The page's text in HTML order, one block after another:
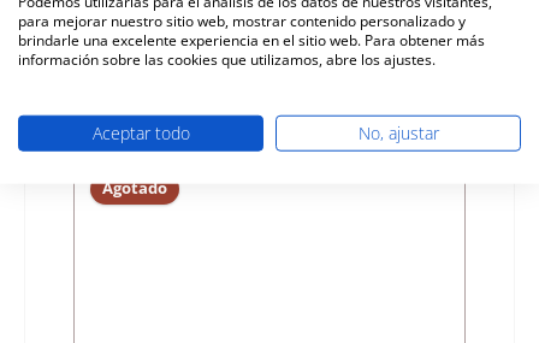
Precio normal:
27,52 €
ya no disponible, producción interrumpida
Agotado
para mejorar nuestro sitio web, mostrar contenido personalizado y
brindarle una excelente experiencia en el sitio web. Para obtener más
información sobre las cookies que utilizamos, abre los ajustes.
Aceptar todo No, ajustar